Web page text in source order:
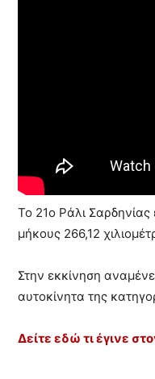
Το 21o Ράλι Σαρδηνίας
μήκους 266,12
Στην εκκίνηση
αυτοκίνητα της
Δείτε εδώ τι έγινε